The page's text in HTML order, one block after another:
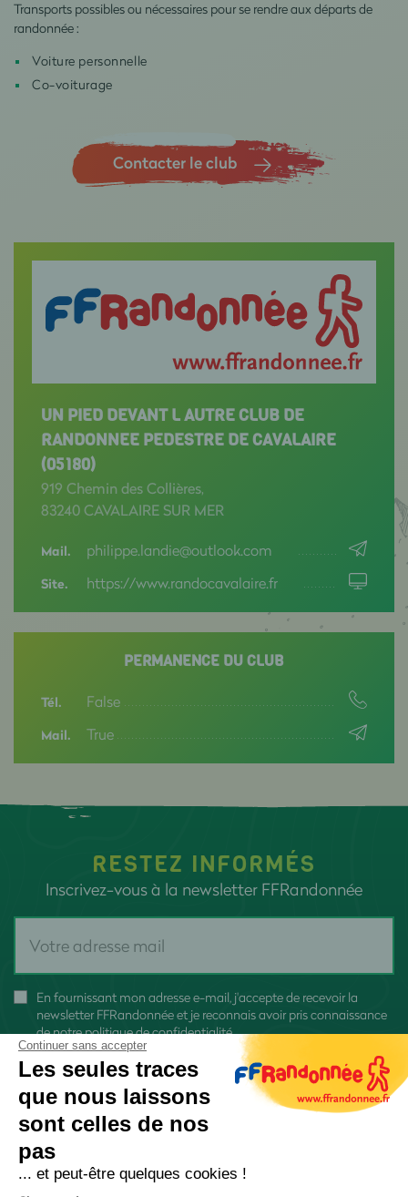
Transports possibles ou nécessaires pour se rendre aux départs de
randonnée :
Voiture personnelle
Co-voiturage
Contacter le club
UN PIED DEVANT L AUTRE CLUB DE
RANDONNEE PEDESTRE DE CAVALAIRE
(05180)
919 Chemin des Collières,
83240 CAVALAIRE SUR MER
Mail. philippe.landie@outlook.com
Site. https://www.randocavalaire.fr
PERMANENCE DU CLUB
Tél. False
Mail. True
RESTEZ INFORMÉS
Inscrivez-vous à la newsletter FFRandonnée
En fournissant mon adresse e-mail, j'accepte de recevoir la
newsletter FFRandonnée et je reconnais avoir pris connaissance
denotre politique de confidentialité
Continuer sans accepter
Les seules traces
que nous laissons
sont celles de nos
pas
... et peut-être quelques cookies !